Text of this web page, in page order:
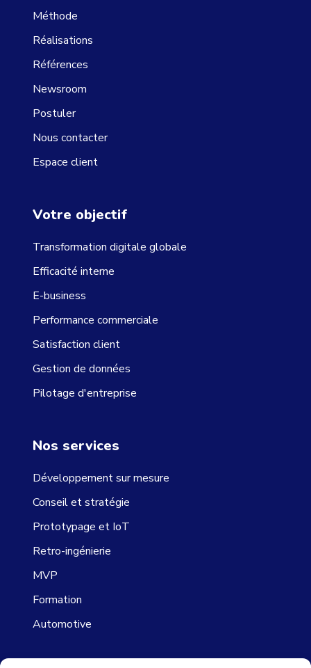
Méthode
Réalisations
Références
Newsroom
Postuler
Nous contacter
Espace client
Votre objectif
Transformation digitale globale
Efficacité interne
E-business
Performance commerciale
Satisfaction client
Gestion de données
Pilotage d'entreprise
Nos services
Développement sur mesure
Conseil et stratégie
Prototypage et IoT
Retro-ingénierie
MVP
Formation
Automotive